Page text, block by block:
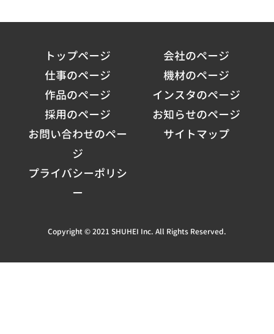
トップページ
会社のページ
仕事のページ
機材のページ
作品のページ
インスタのページ
採用のページ
お知らせのページ
お問い合わせのペー
ジ
サイトマップ
プライバシーポリシ
ー
Copyright © 2021 SHUHEI Inc. All Rights Reserved.